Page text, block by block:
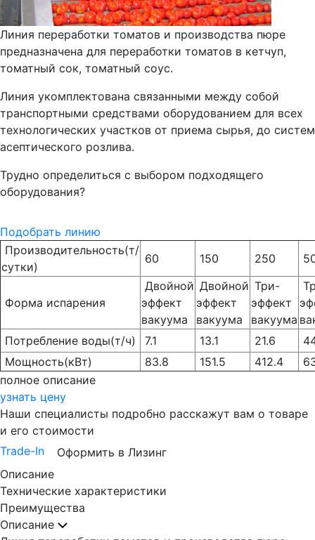
Линия переработки томатов и производства пюре
предназначена для переработки томатов в кетчуп,
томатный сок, томатный соус.
Линия укомплектована связанными между собой
транспортными средствами оборудованием для всех
технологических участков от приема сырья, до систем
асептического розлива.
Трудно определиться с выбором подходящего
оборудования?
Подобрать линию
Производительность(т/
сутки)
60 150 250
Форма испарения
Двойной
эффект
вакуума
Двойной
эффект
вакуума
Три-
эффект
вакуума
Потребление воды(т/ч)
7.1 13.1 21.6
Мощность(кВт)
83.8 151.5 412.4
полное описание
узнать цену
Наши специалисты подробно расскажут вам о товаре
и его стоимости
Trade-In
Оформить в Лизинг
Описание
Технические характеристики
Преимущества
Описание